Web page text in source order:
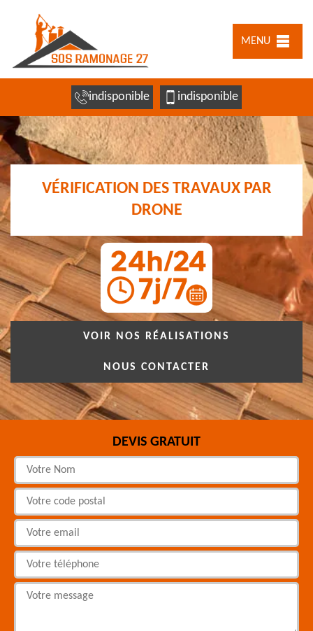
MENU
indisponible indisponible
VÉRIFICATION DES TRAVAUX PAR
DRONE
VOIR NOS RÉALISATIONS
NOUS CONTACTER
DEVIS GRATUIT